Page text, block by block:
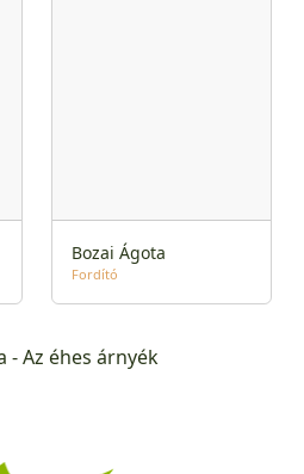
Bozai Ágota
Fordító